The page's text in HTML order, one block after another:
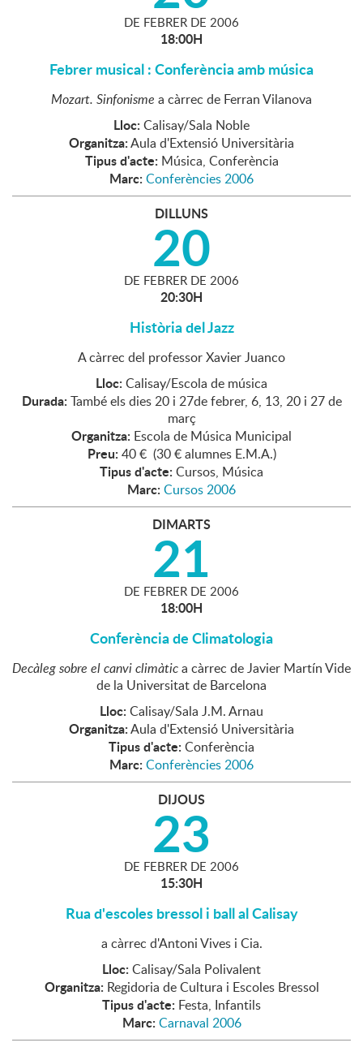
DE FEBRER DE 2006
18:00H
Febrer musical : Conferència amb música
Mozart. Sinfonisme a càrrec de Ferran Vilanova
Lloc: Calisay/Sala Noble
Organitza:Aula d'Extensió Universitària
Tipus d'acte: Música, Conferència
Marc: Conferències 2006
DILLUNS
20
DE FEBRER DE 2006
20:30H
Història del Jazz
A càrrec del professor Xavier Juanco
Lloc: Calisay/Escola de música
Durada: També els dies 20 i 27de febrer, 6, 13, 20 i 27 de
març
Organitza: Escola de Música Municipal
Preu: 40 € (30 € alumnes E.M.A.)
Tipus d'acte: Cursos, Música
Marc: Cursos 2006
DIMARTS
21
DE FEBRER DE 2006
18:00H
Conferència de Climatologia
Decàleg sobre el canvi climàtica càrrec de Javier Martín Vide
de la Universitat de Barcelona
Lloc: Calisay/Sala J.M. Arnau
Organitza:Aula d'Extensió Universitària
Tipus d'acte: Conferència
Marc: Conferències 2006
DIJOUS
23
DE FEBRER DE 2006
15:30H
Rua d'escoles bressol i ball al Calisay
a càrrec d'Antoni Vives i Cia.
Lloc: Calisay/Sala Polivalent
Organitza: Regidoria de Cultura i Escoles Bressol
Tipus d'acte: Festa, Infantils
Marc: Carnaval 2006